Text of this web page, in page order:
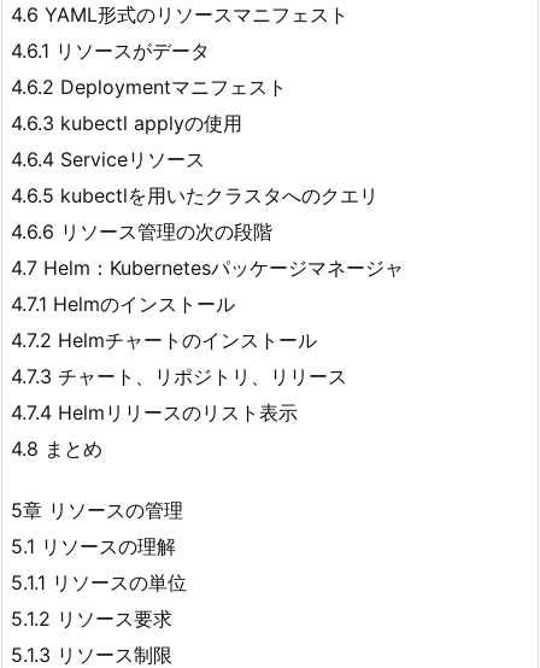
4.6 YAML形式のリソースマニフェスト
4.6.1 リソースがデータ
4.6.2 Deploymentマニフェスト
4.6.3 kubectl applyの使用
4.6.4 Serviceリソース
4.6.5 kubectlを用いたクラスタへのクエリ
4.6.6 リソース管理の次の段階
4.7 Helm：Kubernetesパッケージマネージャ
4.7.1 Helmのインストール
4.7.2 Helmチャートのインストール
4.7.3 チャート、リポジトリ、リリース
4.7.4 Helmリリースのリスト表示
4.8 まとめ
5章 リソースの管理
5.1 リソースの理解
5.1.1 リソースの単位
5.1.2 リソース要求
5.1.3 リソース制限